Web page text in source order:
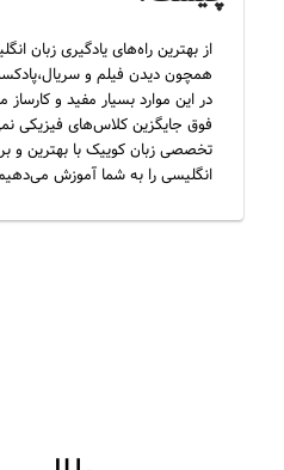
از بهترین راه‌های یادگیری زبان
همچون دیدن فیلم و
در این موارد بسیار مفید و کارساز
فوق جایگزین کلاس‌های فیزیکی
تخصصی زبان کوییک با بهترین و
انگلیسی را به شما آموزش